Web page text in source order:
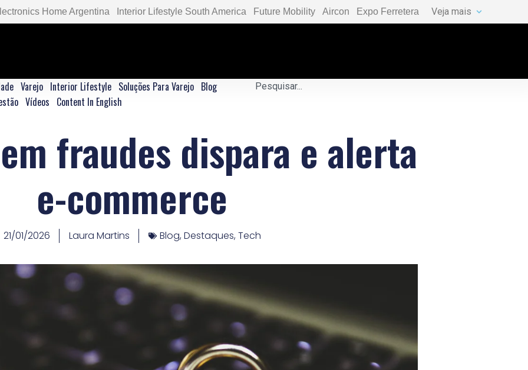
Home Argentina Interior Lifestyle South America Future Mobility Aircon Expo Ferretera Veja mais
Varejo Interior Lifestyle Soluções Para Varejo Blog
Vídeos Content In English
fraudes dispara e alerta
e-commerce
21/01/2026 Laura Martins Blog,Destaques,Tech